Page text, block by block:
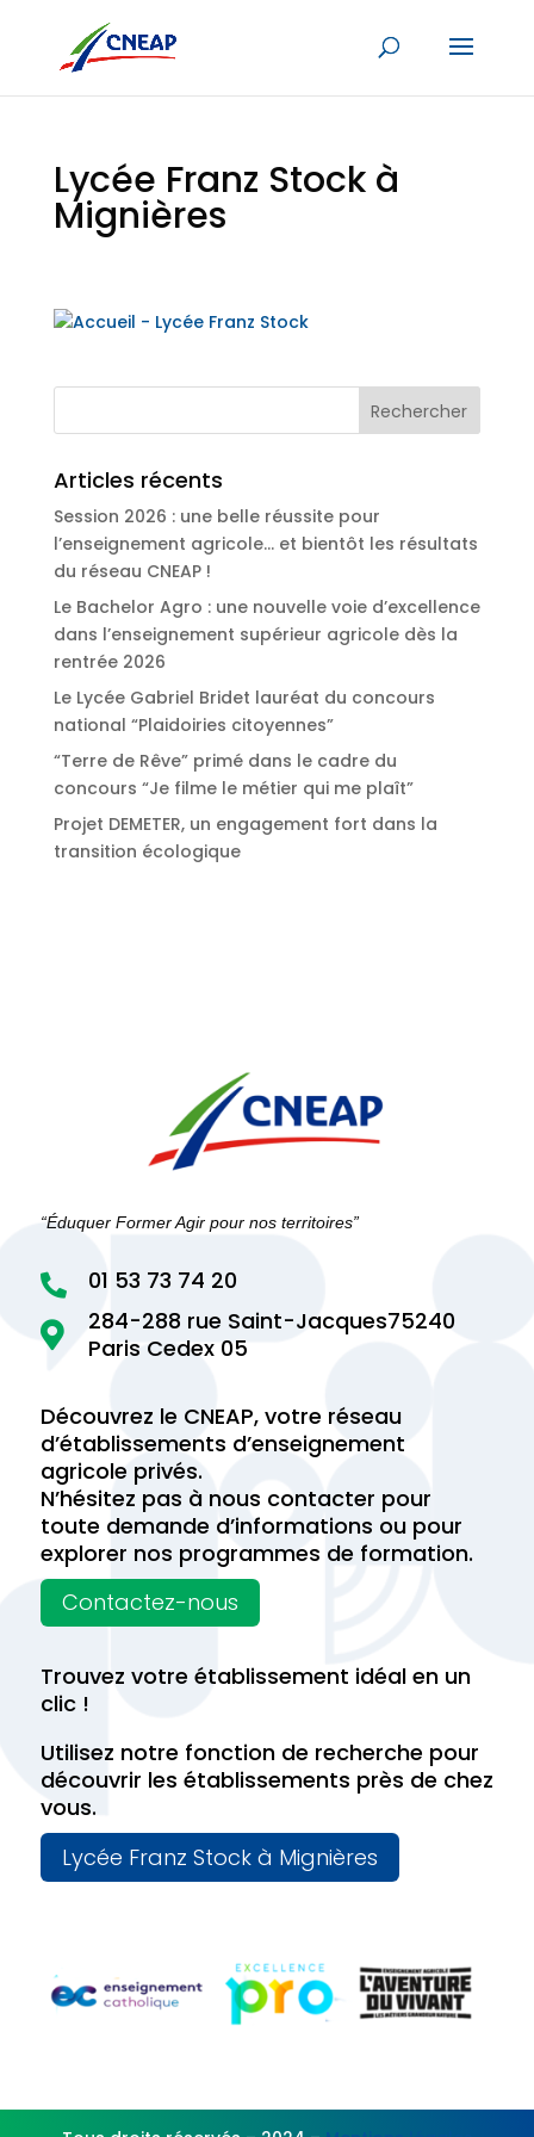
Lycée Franz Stock à
Mignières
Articles récents
Session 2026 : une belle réussite pour
l’enseignement agricole… et bientôt les résultats
du réseau CNEAP !
Le Bachelor Agro : une nouvelle voie d’excellence
dans l’enseignement supérieur agricole dès la
rentrée 2026
Le Lycée Gabriel Bridet lauréat du concours
national “Plaidoiries citoyennes”
“Terre de Rêve” primé dans le cadre du
concours “Je filme le métier qui me plaît”
Projet DEMETER, un engagement fort dans la
transition écologique
“Éduquer Former Agir pour nos territoires”


284-288 rue Saint-Jacques75240
Paris Cedex 05
01 53 73 74 20
Découvrez le CNEAP, votre réseau
d’établissements d’enseignement
agricole privés.
N’hésitez pas à nous contacter pour
toute demande d’informations ou pour
explorer nos programmes de formation.
Contactez-nous
Trouvez votre établissement idéal en un
clic !
Utilisez notre fonction de recherche pour
découvrir les établissements près de chez
vous.
Lycée Franz Stock à Mignières